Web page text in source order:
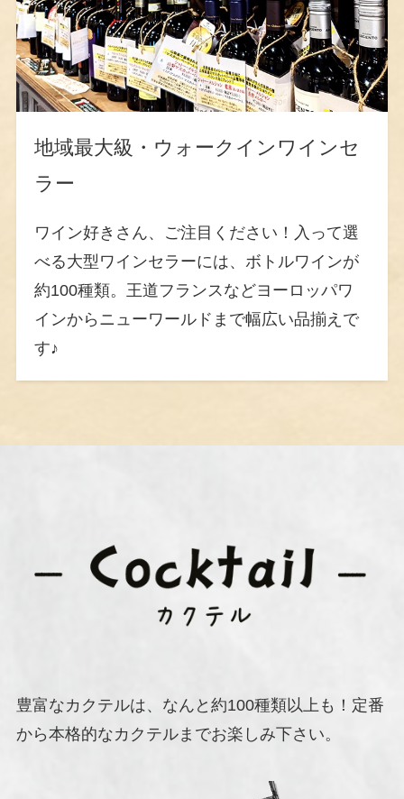
地域最大級・ウォークインワインセ
ラー
ワイン好きさん、ご注目ください！入って選
べる大型ワインセラーには、ボトルワインが
約100種類。王道フランスなどヨーロッパワ
インからニューワールドまで幅広い品揃えで
す♪
豊富なカクテルは、なんと約100種類以上も！定番
から本格的なカクテルまでお楽しみ下さい。